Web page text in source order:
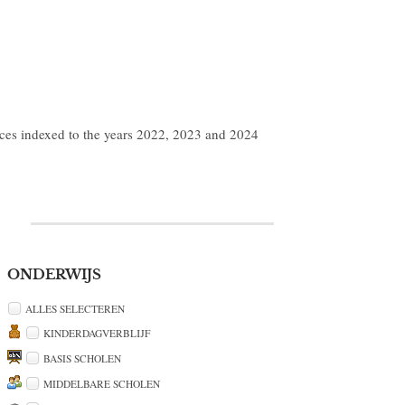
indexed to the years 2022, 2023 and 2024
ONDERWIJS
ALLES SELECTEREN
KINDERDAGVERBLIJF
BASIS SCHOLEN
MIDDELBARE SCHOLEN